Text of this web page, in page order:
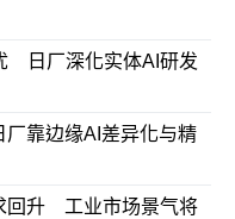
日厂深化实体AI研发
靠边缘AI差异化与精
回升 工业市场景气将